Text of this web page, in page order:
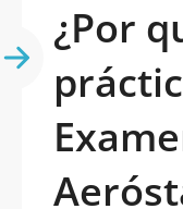
¿Por